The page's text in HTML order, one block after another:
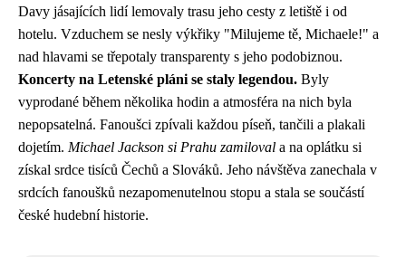
Davy jásajících lidí lemovaly trasu jeho cesty z letiště i od
hotelu. Vzduchem se nesly výkřiky "Milujeme tě, Michaele!" a
nad hlavami se třepotaly transparenty s jeho podobiznou.
Koncerty na Letenské pláni se staly legendou. Byly
vyprodané během několika hodin a atmosféra na nich byla
nepopsatelná. Fanoušci zpívali každou píseň, tančili a plakali
dojetím. Michael Jackson si Prahu zamiloval a na oplátku si
získal srdce tisíců Čechů a Slováků. Jeho návštěva zanechala v
srdcích fanoušků nezapomenutelnou stopu a stala se součástí
české hudební historie.